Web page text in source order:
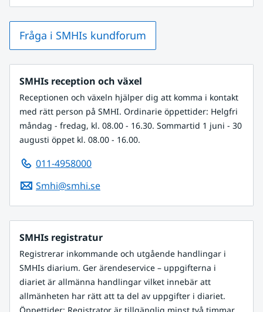
Fråga i SMHIs kundforum
SMHIs reception och växel
Receptionen och växeln hjälper dig att komma i kontakt
med rätt person på SMHI. Ordinarie öppettider: Helgfri
måndag - fredag, kl. 08.00 - 16.30. Sommartid 1 juni - 30
augusti öppet kl. 08.00 - 16.00.
011-4958000
Smhi@smhi.se
SMHIs registratur
Registrerar inkommande och utgående handlingar i
SMHIs diarium. Ger ärendeservice – uppgifterna i
diariet är allmänna handlingar vilket innebär att
allmänheten har rätt att ta del av uppgifter i diariet.